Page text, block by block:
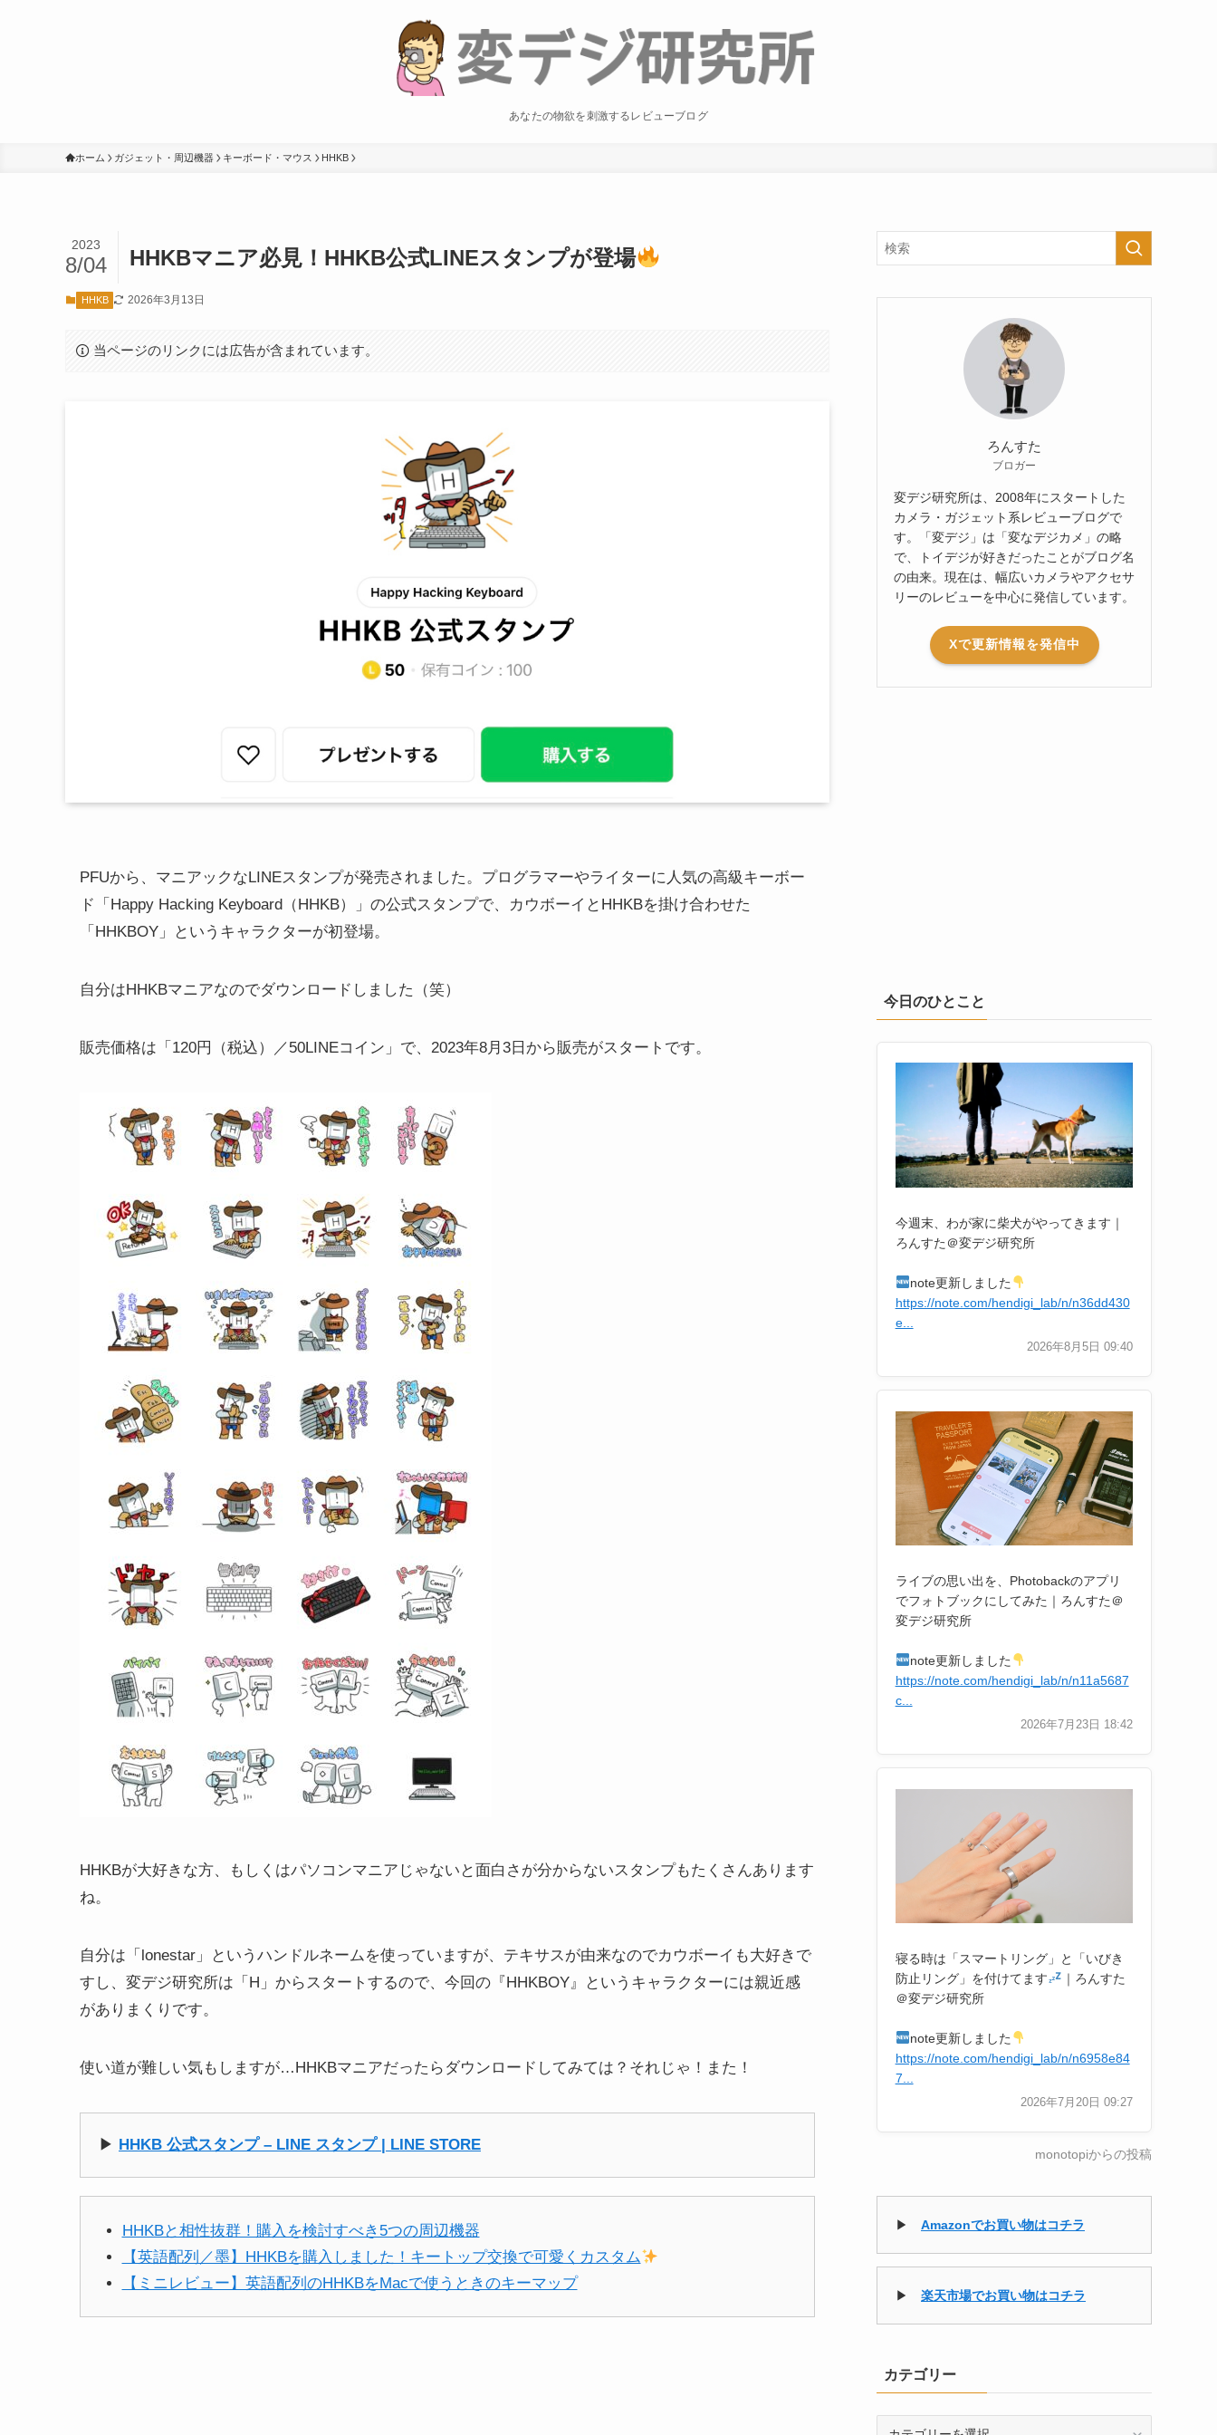
あなたの物欲を刺激するレビューブログ
ホーム ガジェット・周辺機器 キーボード・マウス HHKB
HHKBマニア必見！HHKB公式LINEスタンプが登場
2023
8/04
HHKB 2026年3月13日
当ページのリンクには広告が含まれています。
PFUから、マニアックなLINEスタンプが発売されました。プログラマーやライターに人気の高級キーボー
ド「Happy Hacking Keyboard（HHKB）」の公式スタンプで、カウボーイとHHKBを掛け合わせた
「HHKBOY」というキャラクターが初登場。
自分はHHKBマニアなのでダウンロードしました（笑）
販売価格は「120円（税込）／50LINEコイン」で、2023年8月3日から販売がスタートです。
HHKBが大好きな方、もしくはパソコンマニアじゃないと面白さが分からないスタンプもたくさんあります
ね。
自分は「lonestar」というハンドルネームを使っていますが、テキサスが由来なのでカウボーイも大好きで
すし、変デジ研究所は「H」からスタートするので、今回の『HHKBOY』というキャラクターには親近感
がありまくりです。
使い道が難しい気もしますが…HHKBマニアだったらダウンロードしてみては？それじゃ！また！
▶︎ HHKB 公式スタンプ – LINE スタンプ | LINE STORE
HHKBと相性抜群！購入を検討すべき5つの周辺機器
【英語配列／墨】HHKBを購入しました！キートップ交換で可愛くカスタム
【ミニレビュー】英語配列のHHKBをMacで使うときのキーマップ
ろんすた
ブロガー
変デジ研究所は、2008年にスタートした
カメラ・ガジェット系レビューブログで
す。「変デジ」は「変なデジカメ」の略
で、トイデジが好きだったことがブログ名
の由来。現在は、幅広いカメラやアクセサ
リーのレビューを中心に発信しています。
Xで更新情報を発信中
今日のひとこと
今週末、わが家に柴犬がやってきます｜
ろんすた＠変デジ研究所
note更新しました
https://note.com/hendigi_lab/n/n36dd430
e...
2026年8月5日 09:40
ライブの思い出を、Photobackのアプリ
でフォトブックにしてみた｜ろんすた＠
変デジ研究所
note更新しました
https://note.com/hendigi_lab/n/n11a5687
c...
2026年7月23日 18:42
寝る時は「スマートリング」と「いびき
防止リング」を付けてます
｜ろんすた
＠変デジ研究所
note更新しました
https://note.com/hendigi_lab/n/n6958e84
7...
2026年7月20日 09:27
monotopiからの投稿
▶ Amazonでお買い物はコチラ
▶ 楽天市場でお買い物はコチラ
カテゴリー